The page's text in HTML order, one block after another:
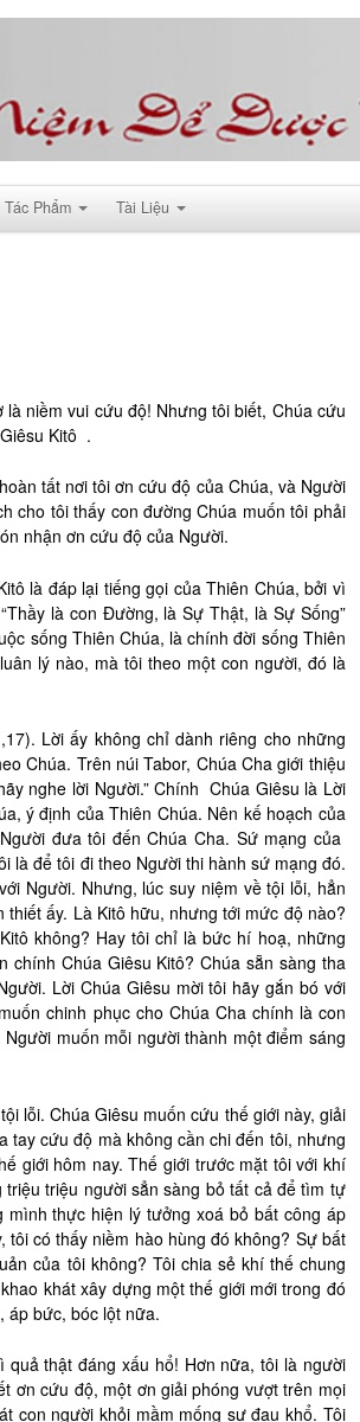
Tác Phẩm Tài Liệu
niềm vui cứu độ! Nhưng tôi biết, Chúa cứu
Kitô .
tất nơi tôi ơn cứu độ của Chúa, và Người
cho tôi thấy con đường Chúa muốn tôi phải
nhận ơn cứu độ của Người.
là đáp lại tiếng gọi của Thiên Chúa, bởi vì
là con Đường, là Sự Thật, là Sự Sống”
sống Thiên Chúa, là chính đời sống Thiên
lý nào, mà tôi theo một con người, đó là
Lời ấy không chỉ dành riêng cho những
Chúa. Trên núi Tabor, Chúa Cha giới thiệu
nghe lời Người.” Chính Chúa Giêsu là Lời
ý định của Thiên Chúa. Nên kế hoạch của
đưa tôi đến Chúa Cha. Sứ mạng của
là để tôi đi theo Người thi hành sứ mạng đó.
Người. Nhưng, lúc suy niệm về tội lỗi, hẳn
ấy. Là Kitô hữu, nhưng tới mức độ nào?
không? Hay tôi chỉ là bức hí hoạ, những
Chúa Giêsu Kitô? Chúa sẵn sàng tha
Lời Chúa Giêsu mời tôi hãy gắn bó với
chinh phục cho Chúa Cha chính là con
muốn mỗi người thành một điểm sáng
lỗi. Chúa Giêsu muốn cứu thế giới này, giải
tay cứu độ mà không cần chi đến tôi, nhưng
giới hôm nay. Thế giới trước mặt tôi với khí
triệu người sẳn sàng bỏ tất cả để tìm tự
thực hiện lý tưởng xoá bỏ bất công áp
có thấy niềm hào hùng đó không? Sự bất
của tôi không? Tôi chia sẻ khí thế chung
khát xây dựng một thế giới mới trong đó
áp bức, bóc lột nữa.
thật đáng xấu hổ! Hơn nữa, tôi là người
ơn cứu độ, một ơn giải phóng vượt trên mọi
con người khỏi mầm mống sự đau khổ. Tôi